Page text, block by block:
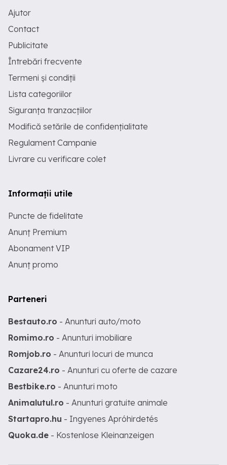
Ajutor
Contact
Publicitate
Întrebări frecvente
Termeni și condiții
Lista categoriilor
Siguranța tranzacțiilor
Modifică setările de confidențialitate
Regulament Campanie
Livrare cu verificare colet
Informații utile
Puncte de fidelitate
Anunț Premium
Abonament VIP
Anunț promo
Parteneri
Bestauto.ro - Anunturi auto/moto
Romimo.ro - Anunturi imobiliare
Romjob.ro - Anunturi locuri de munca
Cazare24.ro - Anunturi cu oferte de cazare
Bestbike.ro - Anunturi moto
Animalutul.ro - Anunturi gratuite animale
Startapro.hu - Ingyenes Apróhirdetés
Quoka.de - Kostenlose Kleinanzeigen